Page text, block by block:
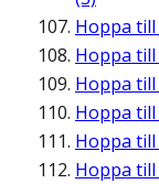
Hoppa till
Hoppa till
Hoppa till
Hoppa till
Hoppa till
Hoppa till